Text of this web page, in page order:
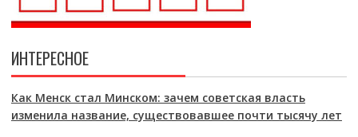
ИНТЕРЕСНОЕ
Как Менск стал Минском: зачем советская власть
изменила название, существовавшее почти тысячу лет